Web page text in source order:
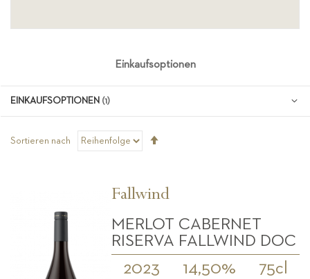
Sortieren nach
Fallwind
MERLOT CABERNET
RISERVA FALLWIND DOC
2023 14,50% 75cl
Einkaufsoptionen
EINKAUFSOPTIONEN